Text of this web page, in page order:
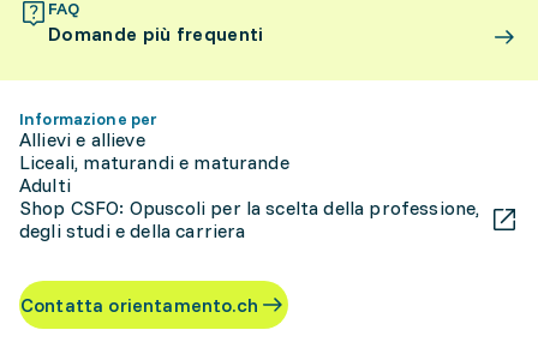
FAQ
Domande più frequenti
Informazione per
Allievi e allieve
Liceali, maturandi e maturande
Adulti
Shop CSFO: Opuscoli per la scelta della professione,
degli studi e della carriera
Contatta orientamento.ch